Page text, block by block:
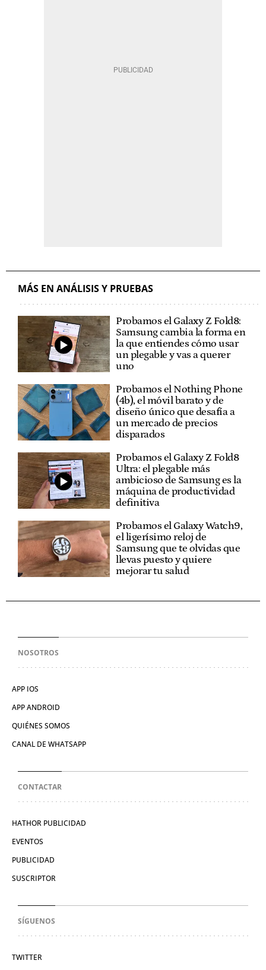
MÁS EN ANÁLISIS Y PRUEBAS
Probamos el Galaxy Z Fold8:
Samsung cambia la forma en
la que entiendes cómo usar
un plegable y vas a querer
uno
Probamos el Nothing Phone
(4b), el móvil barato y de
diseño único que desafía a
un mercado de precios
disparados
Probamos el Galaxy Z Fold8
Ultra: el plegable más
ambicioso de Samsung es la
máquina de productividad
definitiva
Probamos el Galaxy Watch9,
el ligerísimo reloj de
Samsung que te olvidas que
llevas puesto y quiere
mejorar tu salud
NOSOTROS
APP IOS
APP ANDROID
QUIÉNES SOMOS
CANAL DE WHATSAPP
CONTACTAR
HATHOR PUBLICIDAD
EVENTOS
PUBLICIDAD
SUSCRIPTOR
SÍGUENOS
TWITTER